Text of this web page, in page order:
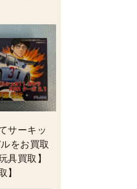
サーキッ
をお買取
具買取】
】